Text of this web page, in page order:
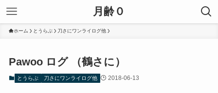
月齢０
ホーム とうらぶ 刀さにワンライログ他
Pawoo ログ （鶴さに）
とうらぶ 刀さにワンライログ他 2018-06-13